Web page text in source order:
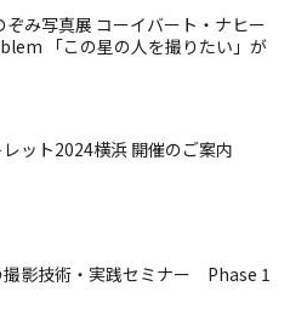
ぞみ写真展 コーイバート・ナヒー
「この星の人を撮りたい」が
レット2024横浜 開催のご案内
影技術・実践セミナー Phase 1